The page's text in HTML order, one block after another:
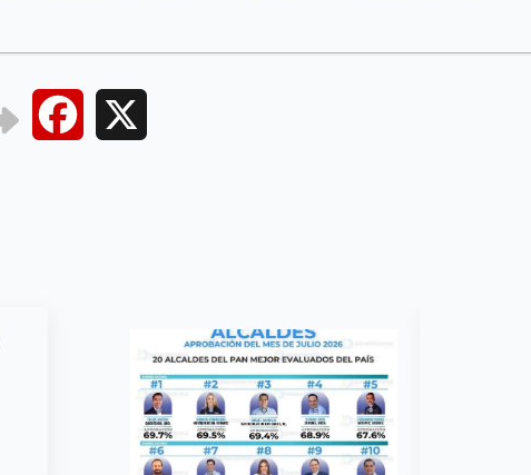
Facebook